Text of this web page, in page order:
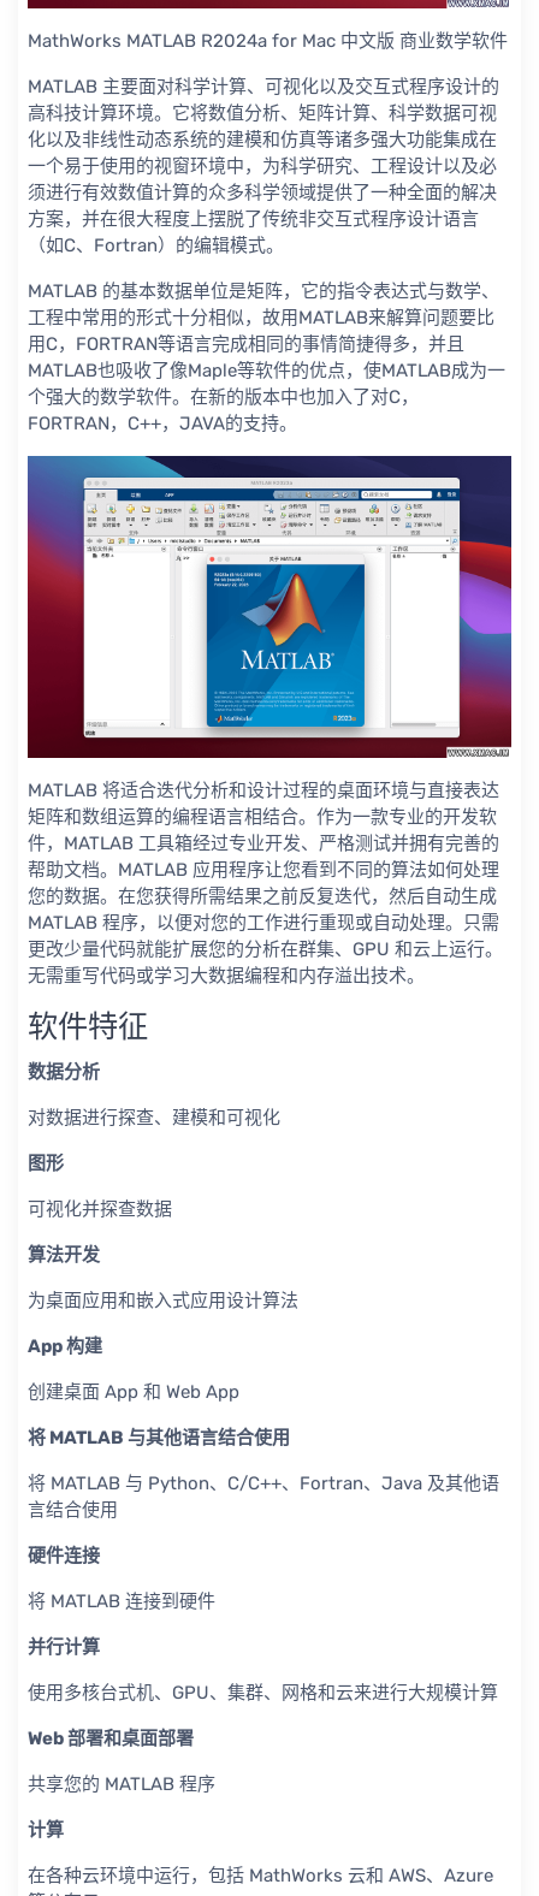
MathWorks MATLAB R2024a for Mac 中文版 商业数学软件
MATLAB 主要面对科学计算、可视化以及交互式程序设计的
高科技计算环境。它将数值分析、矩阵计算、科学数据可视
化以及非线性动态系统的建模和仿真等诸多强大功能集成在
一个易于使用的视窗环境中，为科学研究、工程设计以及必
须进行有效数值计算的众多科学领域提供了一种全面的解决
方案，并在很大程度上摆脱了传统非交互式程序设计语言
（如C、Fortran）的编辑模式。
MATLAB 的基本数据单位是矩阵，它的指令表达式与数学、
工程中常用的形式十分相似，故用MATLAB来解算问题要比
用C，FORTRAN等语言完成相同的事情简捷得多，并且
MATLAB也吸收了像Maple等软件的优点，使MATLAB成为一
个强大的数学软件。在新的版本中也加入了对C，
FORTRAN，C++，JAVA的支持。
MATLAB 将适合迭代分析和设计过程的桌面环境与直接表达
矩阵和数组运算的编程语言相结合。作为一款专业的开发软
件，MATLAB 工具箱经过专业开发、严格测试并拥有完善的
帮助文档。MATLAB 应用程序让您看到不同的算法如何处理
您的数据。在您获得所需结果之前反复迭代，然后自动生成
MATLAB 程序，以便对您的工作进行重现或自动处理。只需
更改少量代码就能扩展您的分析在群集、GPU 和云上运行。
无需重写代码或学习大数据编程和内存溢出技术。
软件特征
数据分析
对数据进行探查、建模和可视化
图形
可视化并探查数据
算法开发
为桌面应用和嵌入式应用设计算法
App 构建
创建桌面 App 和 Web App
将 MATLAB 与其他语言结合使用
将 MATLAB 与 Python、C/C++、Fortran、Java 及其他语
言结合使用
硬件连接
将 MATLAB 连接到硬件
并行计算
使用多核台式机、GPU、集群、网格和云来进行大规模计算
Web 部署和桌面部署
共享您的 MATLAB 程序
计算
在各种云环境中运行，包括 MathWorks 云和 AWS、Azure